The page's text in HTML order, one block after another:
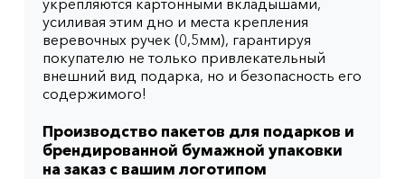
укрепляются картонными вкладышами,
усиливая этим дно и места крепления
веревочных ручек (0,5мм), гарантируя
покупателю не только привлекательный
внешний вид подарка, но и безопасность его
содержимого!
Производство пакетов для подарков и
брендированной бумажной упаковки
на заказ с вашим логотипом